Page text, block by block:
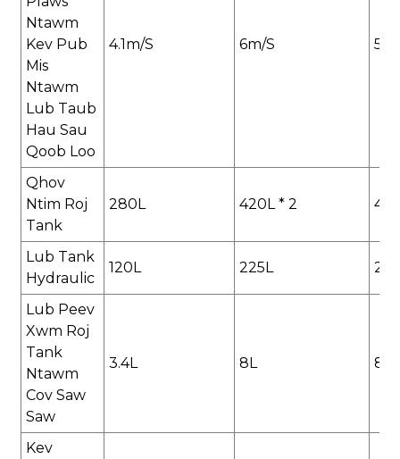
Ntawm
Kev Pub
Mis
Ntawm
Lub Taub
Hau Sau
Qoob Loo
4.1m/s 6m/s
Qhov
Ntim Roj
Tank
280L 420L * 2
Lub Tank
Hydraulic
120L 225L
Lub Peev
Xwm Roj
Tank
Ntawm
Cov Saw
Saw
3.4L 8L 8L
Kev